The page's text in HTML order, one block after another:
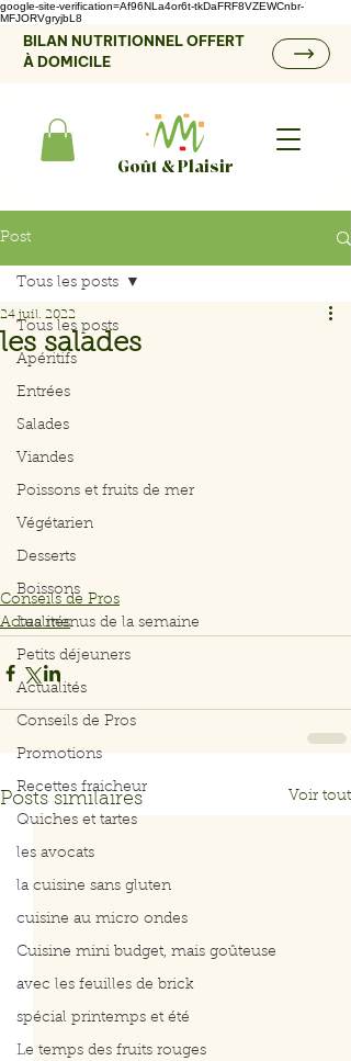
google-site-verification=Af96NLa4or6t-tkDaFRF8VZEWCnbr-
MFJORVgryjbL8
BILAN NUTRITIONNEL OFFERT
À DOMICILE
Goût & Plaisir
Post
Tous les posts
Apéritifs
Entrées
Salades
Viandes
Poissons et fruits de mer
Végétarien
Desserts
Boissons
Les menus de la semaine
Petits déjeuners
Actualités
Conseils de Pros
Promotions
Recettes fraicheur
Quiches et tartes
les avocats
la cuisine sans gluten
cuisine au micro ondes
Cuisine mini budget, mais goûteuse
avec les feuilles de brick
spécial printemps et été
Le temps des fruits rouges
Tous les posts
les salades
24 juil. 2022
Conseils de Pros
Actualités
Posts similaires Voir tout